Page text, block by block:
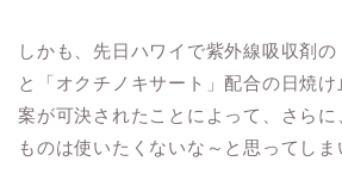
しかも、先日ハワイで紫外線吸収剤の
と「オクチノキサート」配合の日焼
案が可決されたことによって、さら
ものは使いたくないな～と思ってしま